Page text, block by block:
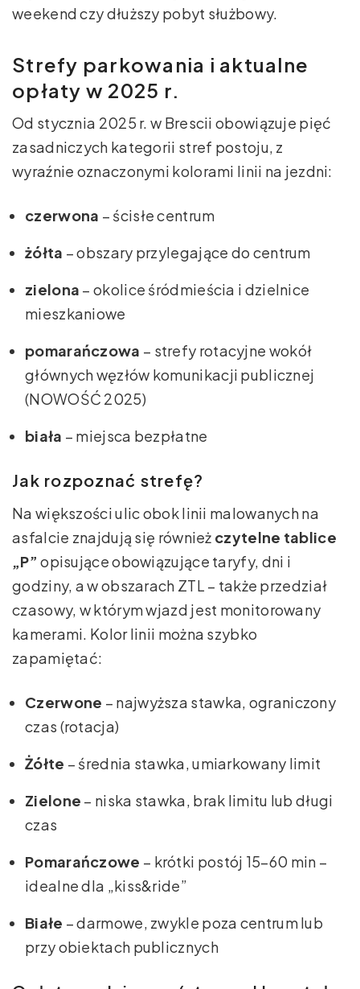
weekend czy dłuższy pobyt służbowy.
Strefy parkowania i aktualne
opłaty w 2025 r.
Od stycznia 2025 r. w Brescii obowiązuje pięć
zasadniczych kategorii stref postoju, z
wyraźnie oznaczonymi kolorami linii na jezdni:
czerwona – ścisłe centrum
żółta – obszary przylegające do centrum
zielona – okolice śródmieścia i dzielnice
mieszkaniowe
pomarańczowa – strefy rotacyjne wokół
głównych węzłów komunikacji publicznej
(NOWOŚĆ 2025)
biała – miejsca bezpłatne
Jak rozpoznać strefę?
Na większości ulic obok linii malowanych na
asfalcie znajdują się również czytelne tablice
„P” opisujące obowiązujące taryfy, dni i
godziny, a w obszarach ZTL – także przedział
czasowy, w którym wjazd jest monitorowany
kamerami. Kolor linii można szybko
zapamiętać:
Czerwone – najwyższa stawka, ograniczony
czas (rotacja)
Żółte – średnia stawka, umiarkowany limit
Zielone – niska stawka, brak limitu lub długi
czas
Pomarańczowe – krótki postój 15–60 min –
idealne dla „kiss&ride”
Białe – darmowe, zwykle poza centrum lub
przy obiektach publicznych